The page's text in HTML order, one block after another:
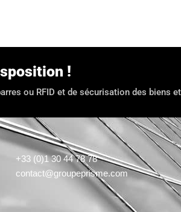
!
ou RFID et de sécurisation des biens
+33 (0)1 30 44 78 78
contact@groupeprisme.com